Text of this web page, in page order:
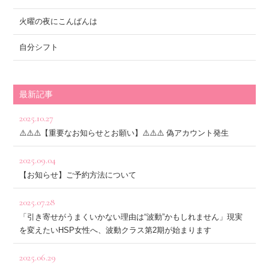
火曜の夜にこんばんは
自分シフト
最新記事
2025.10.27
⚠️⚠️⚠️【重要なお知らせとお願い】⚠️⚠️⚠️ 偽アカウント発生
2025.09.04
【お知らせ】ご予約方法について
2025.07.28
「引き寄せがうまくいかない理由は“波動”かもしれません」現実
を変えたいHSP女性へ、波動クラス第2期が始まります
2025.06.29